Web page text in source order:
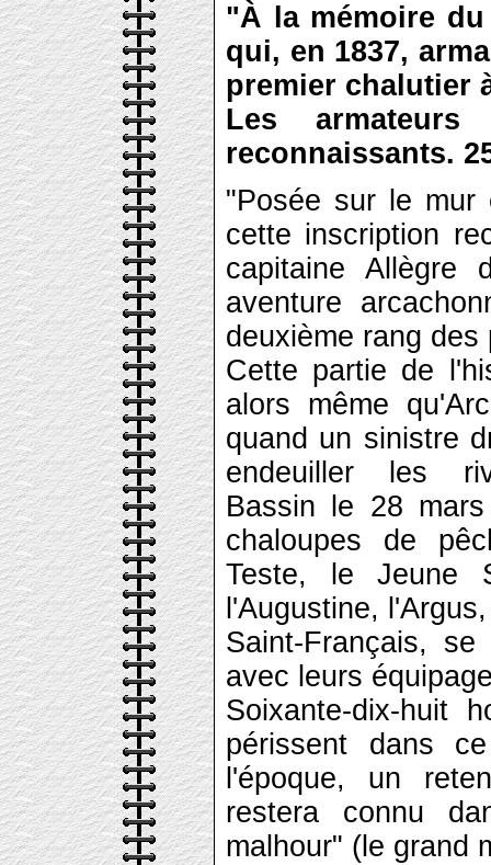
"À la mémoire
qui, en 1837,
premier chalutier
Les
reconnaissants.
"Posée sur le mur
cette inscription
capitaine Allègre
aventure
deuxième rang
Cette partie de
alors même
quand un sinistre
endeuiller les
Bassin le 28
chaloupes de
Teste, le Jeune
l'Augustine,
Saint-Français,
avec leurs
Soixante-dix-huit
périssent dans
l'époque, un
restera connu
malhour" (le grand